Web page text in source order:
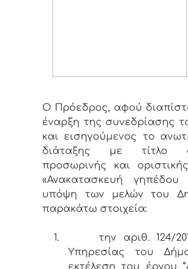
Ο Πρόεδρος, αφού
έναρξη της συνεδρίασης
και εισηγούμενος το
διάταξης με τίτλο
προσωρινής και
«Ανακατασκευή γηπέδου
υπόψη των μελών του
παρακάτω στοιχεία:
1.
την αριθ. 124/
Υπηρεσίας του
εκτέλεση του έργου